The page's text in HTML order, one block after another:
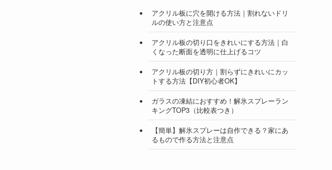
アクリル板に穴を開ける方法｜割れないドリ
ルの使い方と注意点
アクリル板の切り口をきれいにする方法｜白
くなった断面を透明に仕上げるコツ
アクリル板の切り方｜割らずにきれいにカッ
トする方法【DIY初心者OK】
ガラスの凍結におすすめ！解氷スプレーラン
キングTOP3（比較表つき）
【簡単】解氷スプレーは自作できる？家にあ
るもので作る方法と注意点